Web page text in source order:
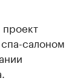
салоном